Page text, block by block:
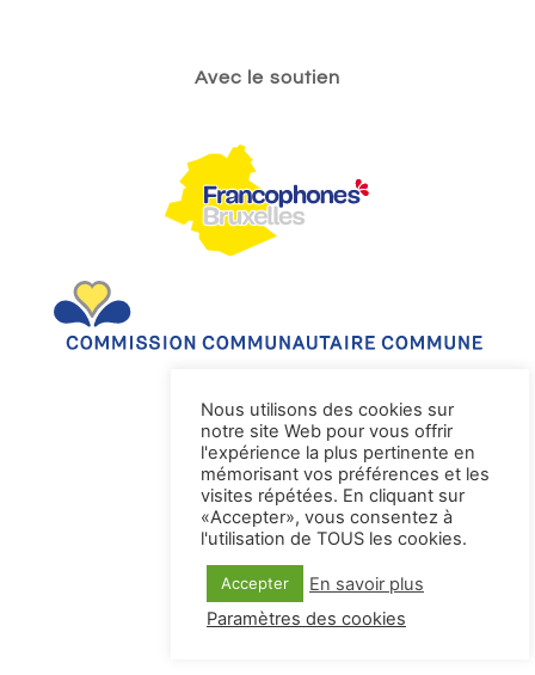
Avec le soutien
Nous utilisons des cookies sur
notre site Web pour vous offrir
l'expérience la plus pertinente en
mémorisant vos préférences et les
visites répétées. En cliquant sur
«Accepter», vous consentez à
l'utilisation de TOUS les cookies.
Accepter
En savoir plus
Paramètres des cookies